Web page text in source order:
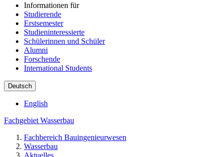
Informationen für
Studierende
Erstsemester
Studieninteressierte
Schülerinnen und Schüler
Alumni
Forschende
International Students
Deutsch
English
Fachgebiet Wasserbau
Fachbereich Bauingenieurwesen
Wasserbau
Aktuelles